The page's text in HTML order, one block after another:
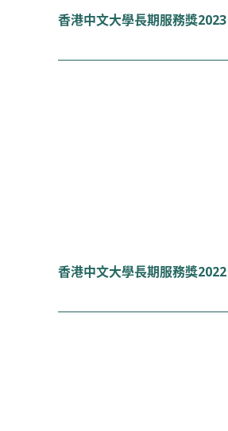
香港中文大學長期服務獎2023
香港中文大學長期服務獎2022